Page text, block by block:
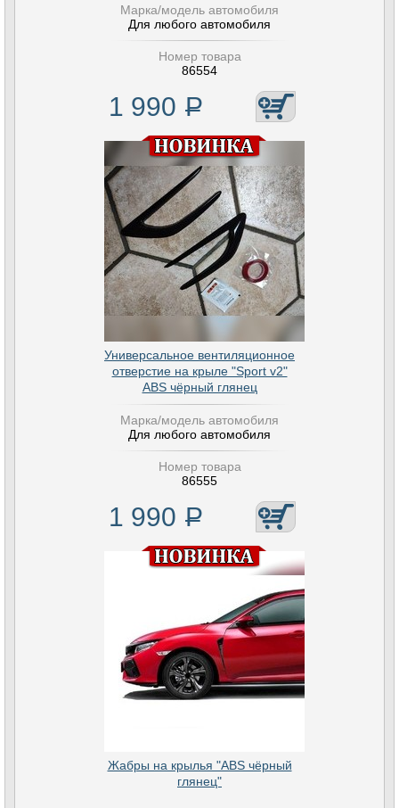
Марка/модель автомобиля
Для любого автомобиля
Номер товара
86554
1 990 Р
Универсальное вентиляционное
отверстие на крыле "Sport v2"
ABS чёрный глянец
Марка/модель автомобиля
Для любого автомобиля
Номер товара
86555
1 990 Р
Жабры на крылья "ABS чёрный
глянец"